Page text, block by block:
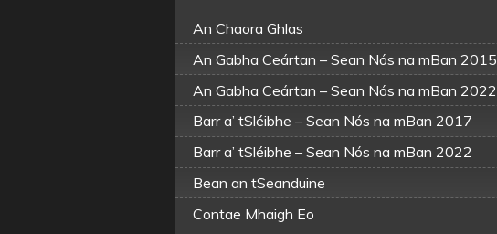
An Chaora Ghlas
An Gabha Ceártan – Sean Nós na mBan 2015
An Gabha Ceártan – Sean Nós na mBan 2022
Barr a’ tSléibhe – Sean Nós na mBan 2017
Barr a’ tSléibhe – Sean Nós na mBan 2022
Bean an tSeanduine
Contae Mhaigh Eo